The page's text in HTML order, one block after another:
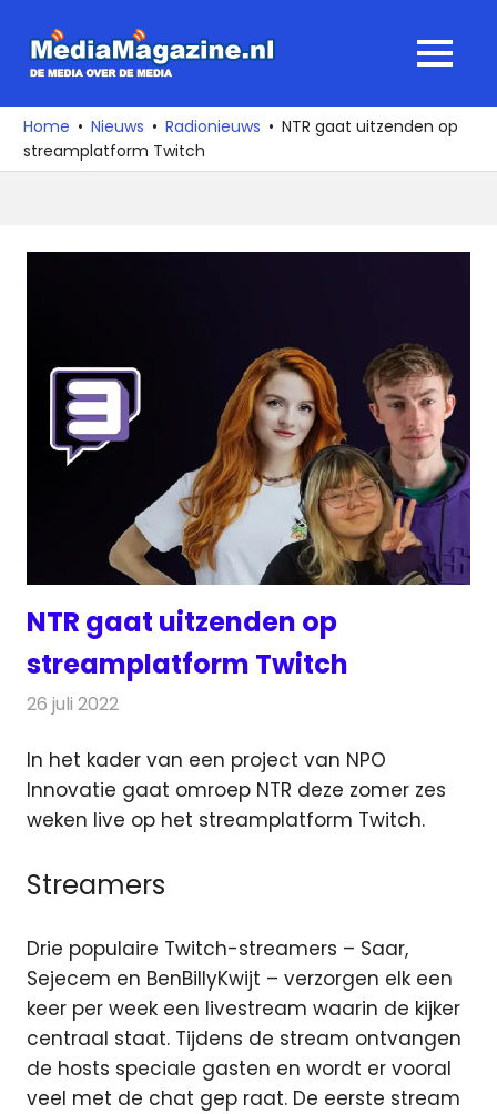
naar
media
over
de
MENU
Home Nieuws Radionieuws
NTR gaat uitzenden op
streamplatform Twitch
NTR gaat uitzenden op
streamplatform Twitch
26 juli 2022
In het kader van een project van NPO
Innovatie gaat omroep NTR deze zomer zes
weken live op het streamplatform Twitch.
Streamers
Drie populaire Twitch-streamers – Saar,
Sejecem en BenBillyKwijt – verzorgen elk een
keer per week een livestream waarin de kijker
centraal staat. Tijdens de stream ontvangen
de hosts speciale gasten en wordt er vooral
veel met de chat gep raat. De eerste stream